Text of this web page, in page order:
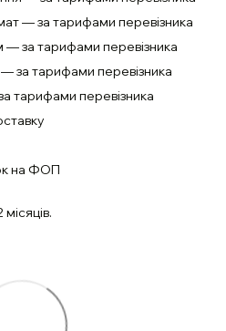
— за тарифами перевізника
за тарифами перевізника
за тарифами перевізника
тарифами перевізника
на ФОП